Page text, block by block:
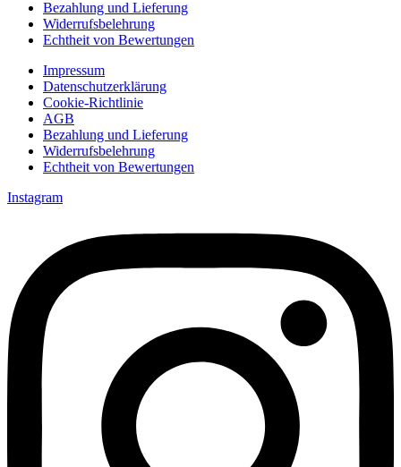
Bezahlung und Lieferung
Widerrufsbelehrung
Echtheit von Bewertungen
Impressum
Datenschutzerklärung
Cookie-Richtlinie
AGB
Bezahlung und Lieferung
Widerrufsbelehrung
Echtheit von Bewertungen
Instagram